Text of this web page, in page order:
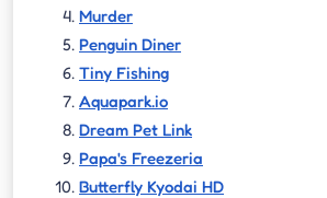
Murder
Penguin Diner
Tiny Fishing
Aquapark.io
Dream Pet Link
Papa's Freezeria
Butterfly Kyodai HD